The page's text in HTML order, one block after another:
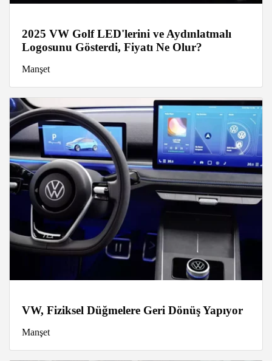
2025 VW Golf LED'lerini ve Aydınlatmalı
Logosunu Gösterdi, Fiyatı Ne Olur?
Manşet
VW, Fiziksel Düğmelere Geri Dönüş Yapıyor
Manşet